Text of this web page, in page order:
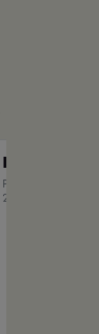
PULSE
PULSE DRIVE 1.3
2026/2026